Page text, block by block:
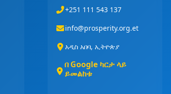
+251 111 543 137
info@prosperity.org.et
አዲስ አበባ, ኢትዮጵያ
በ Google ካርታ ላይ
ይመልከቱ